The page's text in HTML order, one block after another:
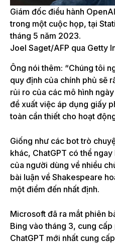
Giám đốc điều hành
trong một cuộc họp, tại
tháng 5 năm 2023.
Joel Saget/AFP qua Getty
Ông nói thêm: “Chúng tôi
quy định của chính phủ sẽ
rủi ro của các mô hình
đề xuất việc áp dụng giấy
toàn cần thiết cho hoạt
Giống như các bot trò
khác, ChatGPT có thể
của người dùng về nhiều
bài luận về Shakespeare
một điểm đến nhất định.
Microsoft đã ra mắt phiên
Bing vào tháng 3, cung
ChatGPT mới nhất cung